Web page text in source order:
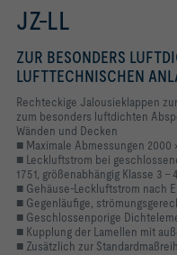
JZ-LL
ZUR BESONDERS
LUFTTECHNISCHEN
Rechteckige Jalousieklappen
zum besonders luftdichten
Wänden und Decken
■ Maximale Abmessungen 2000
■ Leckluftstrom bei
1751, größenabhängig Klasse 3 – 4
■ Gehäuse-Leckluftstrom nach
■ Gegenläufige,
■ Geschlossenporige
■ Kupplung der Lamellen mit
■ Zusätzlich zur